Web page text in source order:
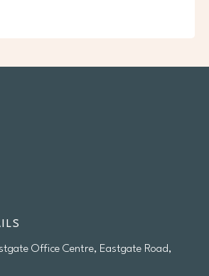
Office Centre, Eastgate Road,